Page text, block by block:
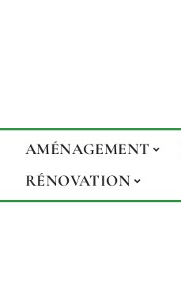
AMÉNAGEMENT
RÉNOVATION